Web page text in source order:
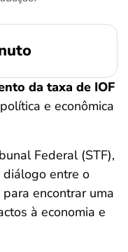
da taxa de IOF
e econômica
Federal (STF),
entre o
encontrar uma
à economia e